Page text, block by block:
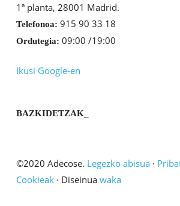
1ª planta, 28001 Madrid.
Telefonoa: 915 90 33 18
Ordutegia: 09:00 /19:00
Ikusi Google-en
BAZKIDETZAK_
©2020 Adecose. Legezko abisua·
Cookieak· Diseinua waka